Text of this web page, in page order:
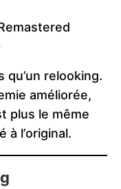
qu’un relooking.
améliorée,
plus le même
à l’original.